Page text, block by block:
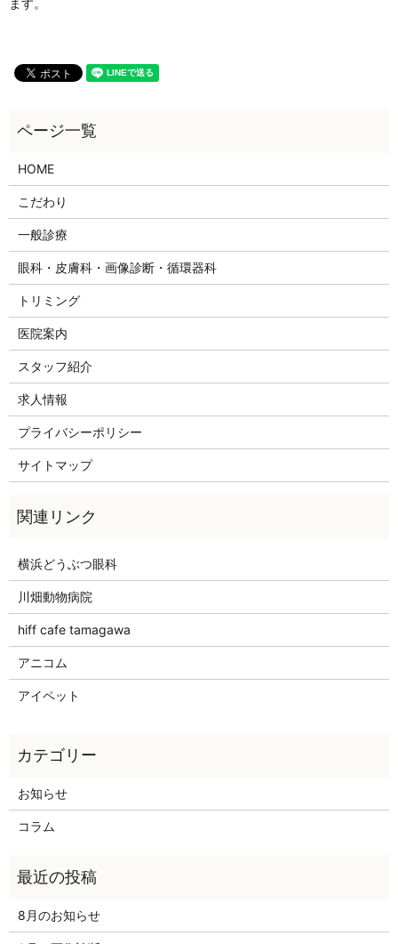
ます。
HOME
こだわり
一般診療
眼科・皮膚科・画像診断・循環器科
トリミング
医院案内
スタッフ紹介
求人情報
プライバシーポリシー
サイトマップ
横浜どうぶつ眼科
川畑動物病院
hiff cafe tamagawa
アニコム
アイペット
お知らせ
コラム
8月のお知らせ